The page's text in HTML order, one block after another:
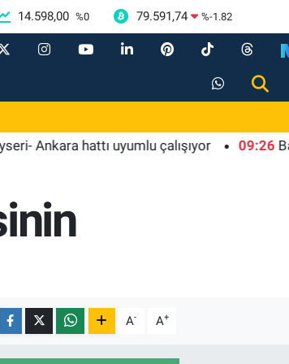
14.598,00 %0 79.591,74 %-1.82
hattı uyumlu çalışıyor 09:26
A- A+